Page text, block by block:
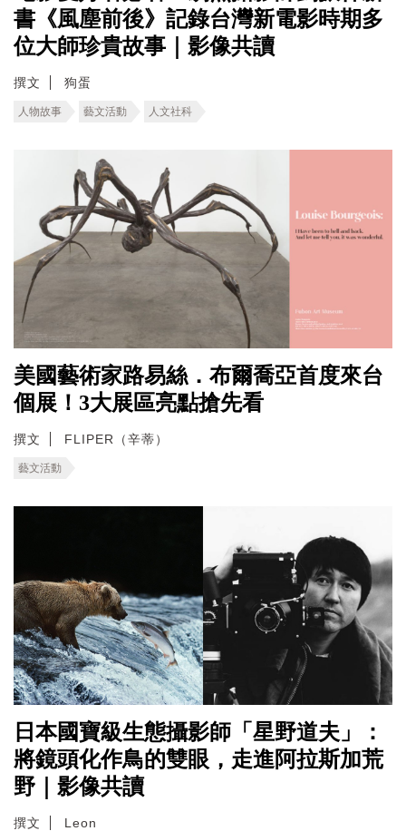
書《風塵前後》記錄台灣新電影時期多
位大師珍貴故事｜影像共讀
撰文 狗蛋
人物故事 藝文活動 人文社科
美國藝術家路易絲．布爾喬亞首度來台
個展！3大展區亮點搶先看
撰文 FLIPER（辛蒂）
藝文活動
日本國寶級生態攝影師「星野道夫」：
將鏡頭化作鳥的雙眼，走進阿拉斯加荒
野｜影像共讀
撰文 Leon